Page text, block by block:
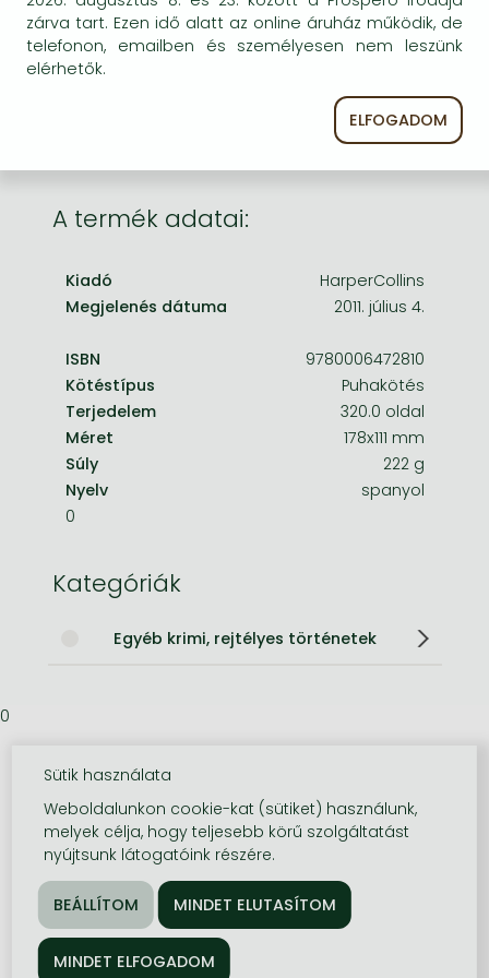
Frieren manga
Bleach manga
egyszer keresni szerzővel és címmel. Ha nem talál
másik, kapható kiadást, forduljon
ügyfélszolgálatunkhoz!
A termék adatai:
Kiadó
HarperCollins
Megjelenés dátuma
2011. július 4.
ISBN
9780006472810
Kötéstípus
Puhakötés
Terjedelem
320.0 oldal
Méret
178x111 mm
Súly
222 g
Nyelv
spanyol
0
Kategóriák
Egyéb krimi, rejtélyes történetek
0
zárva tart. Ezen idő alatt az online áruház működik, de
telefonon, emailben és személyesen nem leszünk
elérhetők.
ELFOGADOM
Sütik használata
Weboldalunkon cookie-kat (sütiket) használunk,
melyek célja, hogy teljesebb körű szolgáltatást
nyújtsunk látogatóink részére.